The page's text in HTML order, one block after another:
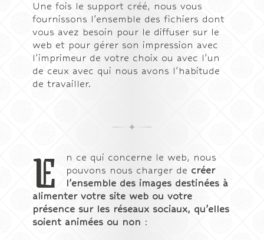
Une fois le support créé, nous vous
fournissons l’ensemble des fichiers dont
vous avez besoin pour le diffuser sur le
web et pour gérer son impression avec
l’imprimeur de votre choix ou avec l’un
de ceux avec qui nous avons l’habitude
de travailler.
E
n ce qui concerne le web, nous
pouvons nous charger de créer
l’ensemble des images destinées à
alimenter votre site web ou votre
présence sur les réseaux sociaux, qu’elles
soient animées ou non :